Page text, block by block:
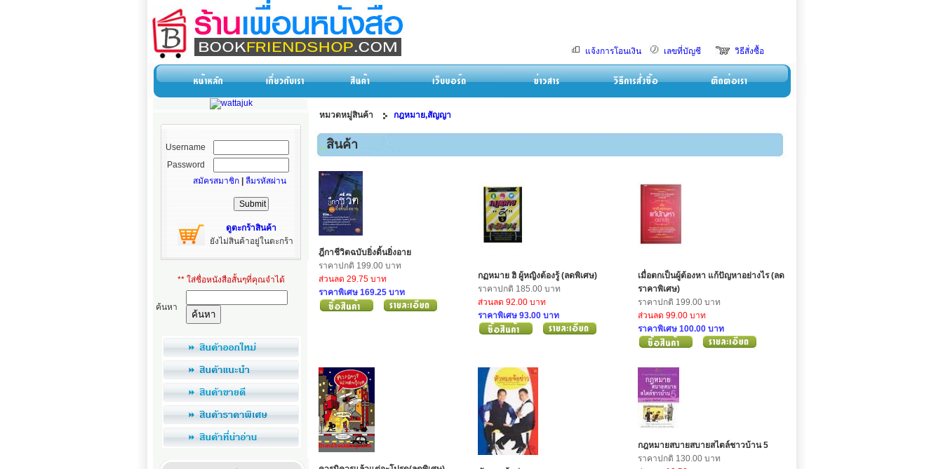
แจ้งการโอนเงิน เลขที่บัญชี วิธีสั่งซื้อ
Username
Password
สมัครสมาชิก
ลืมรหัสผ่าน
ดูตะกร้าสินค้า
ยังไม่สินค้าอยู่ในตะกร้า
** ใส่ชื่อหนังสือสั้นๆที่คุณจำได้
ค้นหา
หมวดหมู่สินค้า กฎหมาย,สัญญา
สินค้า
ฎีกาชีวิตฉบับยิ่งดิ้นยิ่งอาย
ราคาปกติ 199.00 บาท
ส่วนลด 29.75 บาท
ราคาพิเศษ 169.25 บาท
กฏหมาย ฮิ ผู้หญิงต้องรู้ (ลดพิเศษ)
ราคาปกติ 185.00 บาท
ส่วนลด 92.00 บาท
ราคาพิเศษ 93.00 บาท
เมื่อตกเป็นผู้ต้องหา แก้ปัญหาอย่างไร (ลด
ราคาพิเศษ)
ราคาปกติ 199.00 บาท
ส่วนลด 99.00 บาท
ราคาพิเศษ 100.00 บาท
กฎหมายสบายสบายสไตล์ชาวบ้าน 5
ราคาปกติ 130.00 บาท